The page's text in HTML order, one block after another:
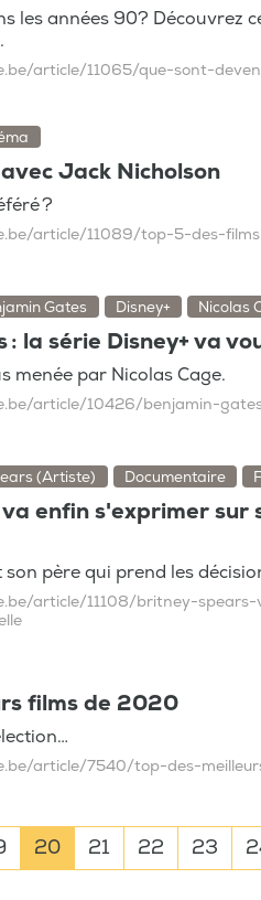
les années 90? Découvrez
article/11065/que-sont-
Jack Nicholson
?
article/11089/top-5-des-
Gates Disney+ Nicolas
: la série Disney+ va
menée par Nicolas Cage.
article/10426/benjamin-
(Artiste) Documentaire
enfin s'exprimer sur
son père qui prend les
article/11108/britney-
films de 2020
article/7540/top-des-
20 21 22 23